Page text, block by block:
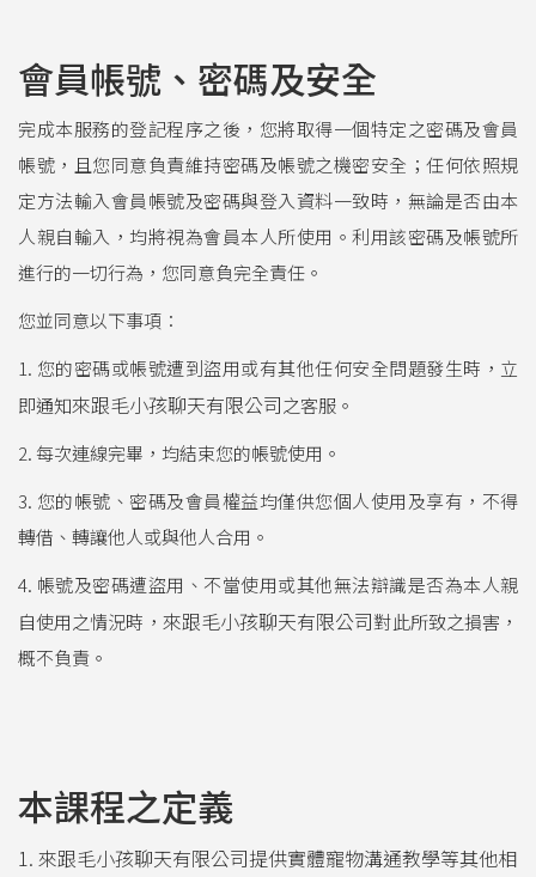
會員帳號、密碼及安全
完成本服務的登記程序之後，您將取得一個特定之密碼及會員
帳號，且您同意負責維持密碼及帳號之機密安全；任何依照規
定方法輸入會員帳號及密碼與登入資料一致時，無論是否由本
人親自輸入，均將視為會員本人所使用。利用該密碼及帳號所
進行的一切行為，您同意負完全責任。
您並同意以下事項：
1. 您的密碼或帳號遭到盜用或有其他任何安全問題發生時，立
即通知來跟毛小孩聊天有限公司之客服。
2. 每次連線完畢，均結束您的帳號使用。
3. 您的帳號、密碼及會員權益均僅供您個人使用及享有，不得
轉借、轉讓他人或與他人合用。
4. 帳號及密碼遭盜用、不當使用或其他無法辯識是否為本人親
自使用之情況時， 來跟毛小孩聊天有限公司對此所致之損害，
概不負責。
本課程之定義
1. 來跟毛小孩聊天有限公司提供實體寵物溝通教學等其他相